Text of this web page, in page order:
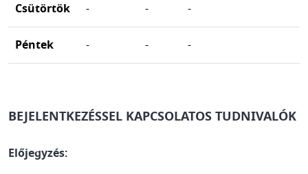
Csütörtök - - -
Péntek - - -
BEJELENTKEZÉSSEL KAPCSOLATOS TUDNIVALÓK
Előjegyzés: